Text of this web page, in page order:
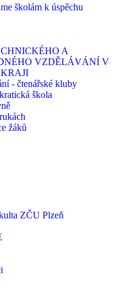
školám k úspěchu
A
VZDĚLÁVÁNÍ V
- čtenářské kluby
škola
žáků
ZČU Plzeň